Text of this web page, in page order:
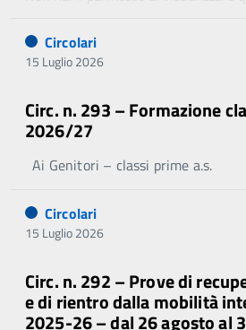
Circolari
15 Luglio 2026
Circ. n. 293 – Formazione
2026/27
Ai Genitori – classi prime a.s.
Circolari
15 Luglio 2026
Circ. n. 292 – Prove di
e di rientro dalla mobilità
2025-26 – dal 26 agosto al